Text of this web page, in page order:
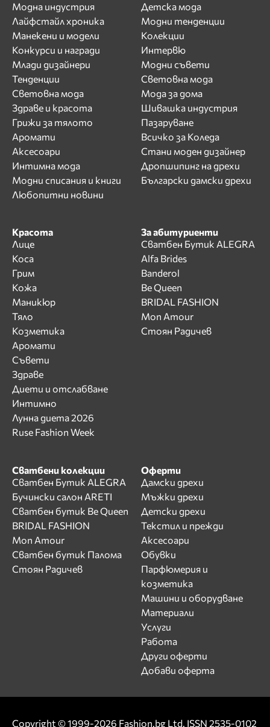
Модна индустрия
Лайфстайл хроника
Манекени и модели
Конкурси и награди
Млади дизайнери
Тенденции
Световна мода
Здраве и красота
Грижи за тялото
Аромати
Аксесоари
Интимна мода
Модни списания и книги
Любопитни новини
Детска мода
Модни тенденции
Колекции
Интервю
Модни съвети
Световна мода
Мода за дома
Шивашка индустрия
Пазаруване
Всичко за Коледа
Стани моден дизайнер
Дропшипинг на дрехи
Български дамски дрехи
Красота
Лице
Коса
Грим
Кожа
Маникюр
Тяло
Козметика
Аромати
Съвети
Здраве
Диети и отслабване
Интимно
Лунна диета 2026
Ruse Fashion Week
За абитуриенти
Сватбен Бутик ALEGRA
Alfa Brides
Banderol
Be Queen
BRIDAL FASHION
Mon Amour
Стоян Радичев
Сватбени колекции
Сватбен Бутик ALEGRA
Бучински салон ARETI
Сватбен бутик Be Queen
BRIDAL FASHION
Mon Amour
Сватбен бутик Палома
Стоян Радичев
Оферти
Дамски дрехи
Мъжки дрехи
Детски дрехи
Текстил и прежди
Аксесоари
Обувки
Парфюмерия и
козметика
Машини и оборудване
Материали
Услуги
Работа
Други оферти
Добави оферта
Copyright © 1999-2026 Fashion.bg Ltd. ISSN 2535-0102